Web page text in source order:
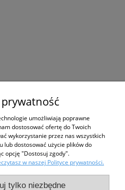
umożliwiają poprawne
dostosować ofertę do Twoich
wykorzystanie przez nas wszystkich
lub dostosować użycie plików do
opcję "Dostosuj zgody".
w naszej Polityce prywatności.
tylko niezbędne